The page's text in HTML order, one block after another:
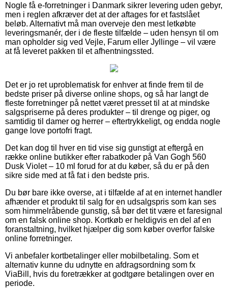
Nogle få e-forretninger i Danmark sikrer levering uden gebyr,
men i reglen afkræver det at der aftages for et fastslået
beløb. Alternativt må man overveje den mest letkøbte
leveringsmanér, der i de fleste tilfælde – uden hensyn til om
man opholder sig ved Vejle, Farum eller Jyllinge – vil være
at få leveret pakken til et afhentningssted.
Det er jo ret uproblematisk for enhver at finde frem til de
bedste priser på diverse online shops, og så har langt de
fleste forretninger på nettet været presset til at at mindske
salgspriserne på deres produkter – til drenge og piger, og
samtidig til damer og herrer – eftertrykkeligt, og endda nogle
gange love portofri fragt.
Det kan dog til hver en tid vise sig gunstigt at eftergå en
række online butikker efter rabatkoder på Van Gogh 560
Dusk Violet – 10 ml forud for at du køber, så du er på den
sikre side med at få fat i den bedste pris.
Du bør bare ikke overse, at i tilfælde af at en internet handler
afhænder et produkt til salg for en udsalgspris som kan ses
som himmelråbende gunstig, så bør det tit være et faresignal
om en falsk online shop. Kortkøb er heldigvis en del af en
foranstaltning, hvilket hjælper dig som køber overfor falske
online forretninger.
Vi anbefaler kortbetalinger eller mobilbetaling. Som et
alternativ kunne du udnytte en afdragsordning som fx
ViaBill, hvis du foretrækker at godtgøre betalingen over en
periode.